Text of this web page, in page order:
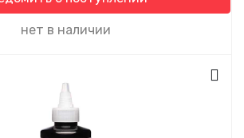
нет в наличии